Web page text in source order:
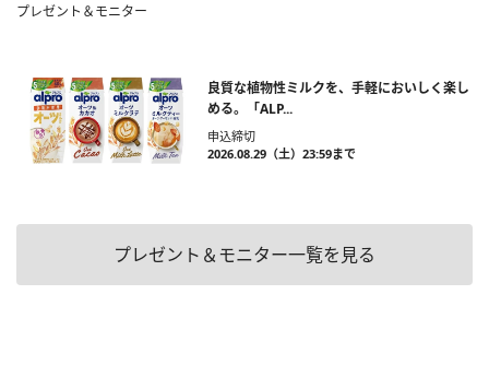
プレゼント＆モニター
良質な植物性ミルクを、手軽においしく楽し
める。「ALP...
申込締切
2026.08.29（土）23:59まで
プレゼント＆モニター一覧を見る